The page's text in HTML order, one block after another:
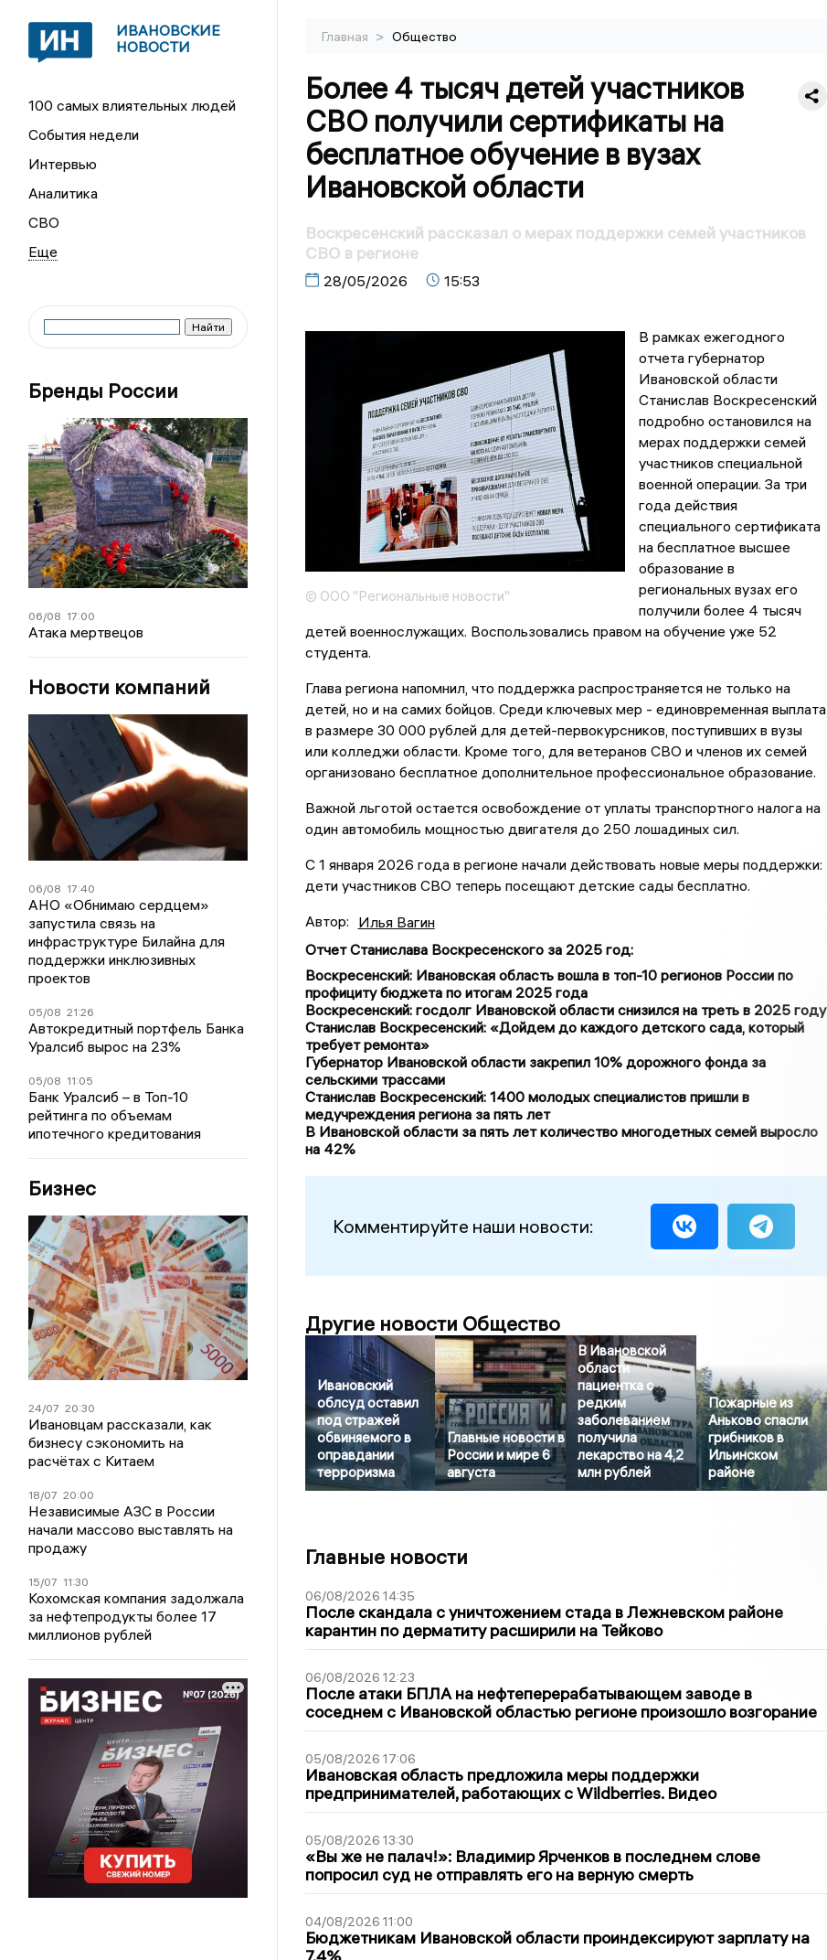
ИВАНОВСКИЕ
НОВОСТИ
100 самых влиятельных людей
События недели
Интервью
Аналитика
СВО
Бренды России
06/08 17:00
Атака мертвецов
Новости компаний
06/08 17:40
АНО «Обнимаю сердцем»
запустила связь на
инфраструктуре Билайна для
поддержки инклюзивных
проектов
05/08 21:26
Автокредитный портфель Банка
Уралсиб вырос на 23%
05/08 11:05
Банк Уралсиб – в Топ-10
рейтинга по объемам
ипотечного кредитования
Бизнес
24/07 20:30
Ивановцам рассказали, как
бизнесу сэкономить на
расчётах с Китаем
18/07 20:00
Независимые АЗС в России
начали массово выставлять на
продажу
15/07 11:30
Кохомская компания задолжала
за нефтепродукты более 17
миллионов рублей
Главная > Общество
Более 4 тысяч детей участников
СВО получили сертификаты на
бесплатное обучение в вузах
Ивановской области
Воскресенский рассказал о мерах поддержки семей участников
СВО в регионе
28/05/2026 15:53
© ООО "Региональные новости"
В рамках ежегодного
отчета губернатор
Ивановской области
Станислав Воскресенский
подробно остановился на
мерах поддержки семей
участников специальной
военной операции. За три
года действия
специального сертификата
на бесплатное высшее
образование в
региональных вузах его
получили более 4 тысяч
детей военнослужащих. Воспользовались правом на обучение уже 52
студента.
Глава региона напомнил, что поддержка распространяется не только на
детей, но и на самих бойцов. Среди ключевых мер - единовременная выплата
в размере 30 000 рублей для детей-первокурсников, поступивших в вузы
или колледжи области. Кроме того, для ветеранов СВО и членов их семей
организовано бесплатное дополнительное профессиональное образование.
Важной льготой остается освобождение от уплаты транспортного налога на
один автомобиль мощностью двигателя до 250 лошадиных сил.
С 1 января 2026 года в регионе начали действовать новые меры поддержки:
дети участников СВО теперь посещают детские сады бесплатно.
Автор: Илья Вагин
Отчет Станислава Воскресенского за 2025 год:
Воскресенский: Ивановская область вошла в топ-10 регионов России по
профициту бюджета по итогам 2025 года
Воскресенский: госдолг Ивановской области снизился на треть в 2025 году
Станислав Воскресенский: «Дойдем до каждого детского сада, который
требует ремонта»
Губернатор Ивановской области закрепил 10% дорожного фонда за
сельскими трассами
Станислав Воскресенский: 1400 молодых специалистов пришли в
медучреждения региона за пять лет
В Ивановской области за пять лет количество многодетных семей выросло
на 42%
Комментируйте наши новости:
Другие новости Общество
Ивановский
облсуд оставил
под стражей
обвиняемого в
оправдании
терроризма
Главные новости в
России и мире 6
августа
В Ивановской
области
пациентка с
редким
заболеванием
получила
лекарство на 4,2
млн рублей
Пожарные из
Аньково спасли
грибников в
Ильинском
районе
Главные новости
06/08/2026 14:35
После скандала с уничтожением стада в Лежневском районе
карантин по дерматиту расширили на Тейково
06/08/2026 12:23
После атаки БПЛА на нефтеперерабатывающем заводе в
соседнем с Ивановской областью регионе произошло возгорание
05/08/2026 17:06
Ивановская область предложила меры поддержки
предпринимателей, работающих с Wildberries. Видео
05/08/2026 13:30
«Вы же не палач!»: Владимир Ярченков в последнем слове
попросил суд не отправлять его на верную смерть
04/08/2026 11:00
Бюджетникам Ивановской области проиндексируют зарплату на